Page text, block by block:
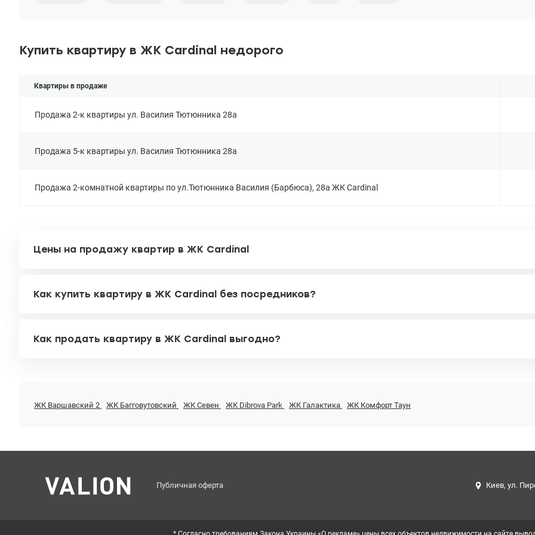
Купить квартиру в ЖК Cardinal недорого
Квартиры в продаже
Продажа 2-к квартиры ул. Василия Тютюнника 28а
Продажа 5-к квартиры ул. Василия Тютюнника 28а
Продажа 2-комнатной квартиры по ул.Тютюнника Василия (Барбюса), 28а ЖК Cardinal
Цены на продажу квартир в ЖК Cardinal
Как купить квартиру в ЖК Cardinal без посредников?
Как продать квартиру в ЖК Cardinal выгодно?
ЖК Варшавский 2 ЖК Багговутовский ЖК Севен ЖК Dibrova Park ЖК Галактика ЖК Комфорт Таун
Публичная оферта Киев, ул.